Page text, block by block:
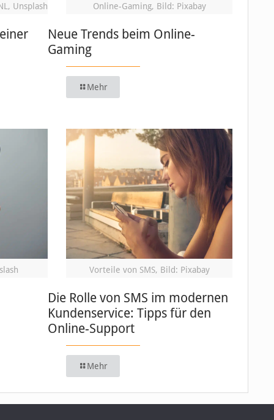
Unsplash Online-Gaming, Bild: Pixabay
Neue Trends beim Online-
Gaming
Mehr
Vorteile von SMS, Bild: Pixabay
Die Rolle von SMS im modernen
Kundenservice: Tipps für den
Online-Support
Mehr